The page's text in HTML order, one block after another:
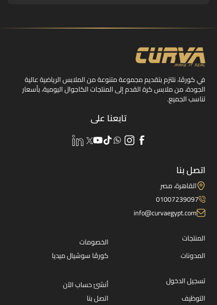
في كورڤا، نلتزم بتقديم مجموعة متنوعة من الملابس الرياضية عالية
الجودة، من ملابس كرة القدم إلى المنتجات الكاجوال اليومية، بأسعار
تناسب الجميع.
تابعنا على
اتصل بنا
القاهرة، مصر
01007239097
info@curvaegypt.com
المنتجات
الخصومات
المدونات
كورڤا سوشيال ميديا
تسجيل الدخول
أنشئ حساب الآن
التوظيف
اتصل بنا